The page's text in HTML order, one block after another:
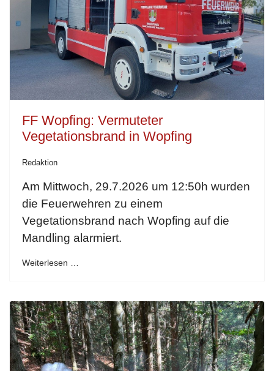
FF Wopfing: Vermuteter
Vegetationsbrand in Wopfing
Redaktion
Am Mittwoch, 29.7.2026 um 12:50h wurden
die Feuerwehren zu einem
Vegetationsbrand nach Wopfing auf die
Mandling alarmiert.
Weiterlesen …